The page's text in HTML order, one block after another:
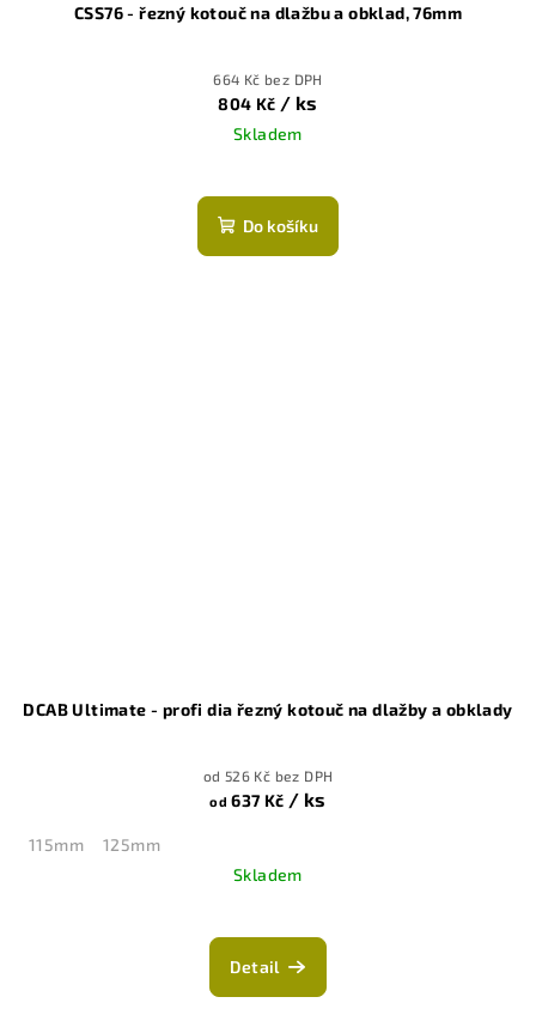
CSS76 - řezný kotouč na dlažbu a obklad, 76mm
664 Kč bez DPH
804 Kč / ks
Skladem
Do košíku
DCAB Ultimate - profi dia řezný kotouč na dlažby a obklady
od 526 Kč bez DPH
od 637 Kč / ks
115mm
125mm
Skladem
Detail